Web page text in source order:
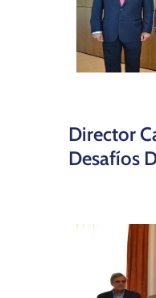
Director
Desafíos